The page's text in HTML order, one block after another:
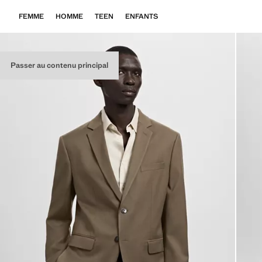
Passer au contenu principal
FEMME HOMME TEEN ENFANTS